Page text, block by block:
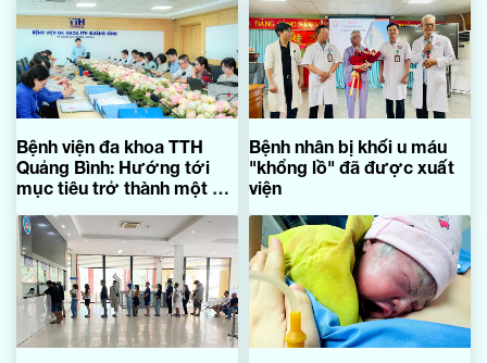
Bệnh viện đa khoa TTH
Quảng Bình: Hướng tới
mục tiêu trở thành một địa
Bệnh nhân bị khối u máu
"khổng lồ" đã được xuất
viện